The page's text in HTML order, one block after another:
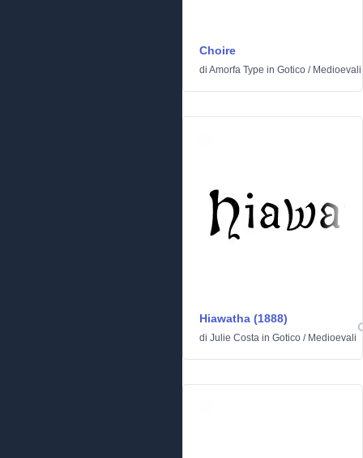
Choire
di Amorfa Type in Gotico / Medioevali
Hiawatha (1888)
di Julie Costa in Gotico / Medioevali